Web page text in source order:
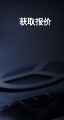
获取报价